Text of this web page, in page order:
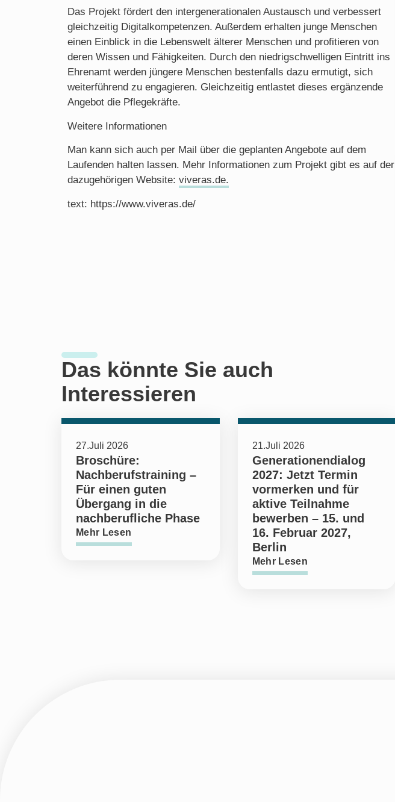
Das Projekt fördert den intergenerationalen Austausch und verbessert
gleichzeitig Digitalkompetenzen. Außerdem erhalten junge Menschen
einen Einblick in die Lebenswelt älterer Menschen und profitieren von
deren Wissen und Fähigkeiten. Durch den niedrigschwelligen Eintritt ins
Ehrenamt werden jüngere Menschen bestenfalls dazu ermutigt, sich
weiterführend zu engagieren. Gleichzeitig entlastet dieses ergänzende
Angebot die Pflegekräfte.
Weitere Informationen
Man kann sich auch per Mail über die geplanten Angebote auf dem
Laufenden halten lassen. Mehr Informationen zum Projekt gibt es auf der
dazugehörigen Website: viveras.de.
text: https://www.viveras.de/
Das könnte Sie auch
Interessieren
27.Juli 2026
Broschüre:
Nachberufstraining –
Für einen guten
Übergang in die
nachberufliche Phase
Mehr Lesen
21.Juli 2026
Generationendialog
2027: Jetzt Termin
vormerken und für
aktive Teilnahme
bewerben – 15. und
16. Februar 2027,
Berlin
Mehr Lesen